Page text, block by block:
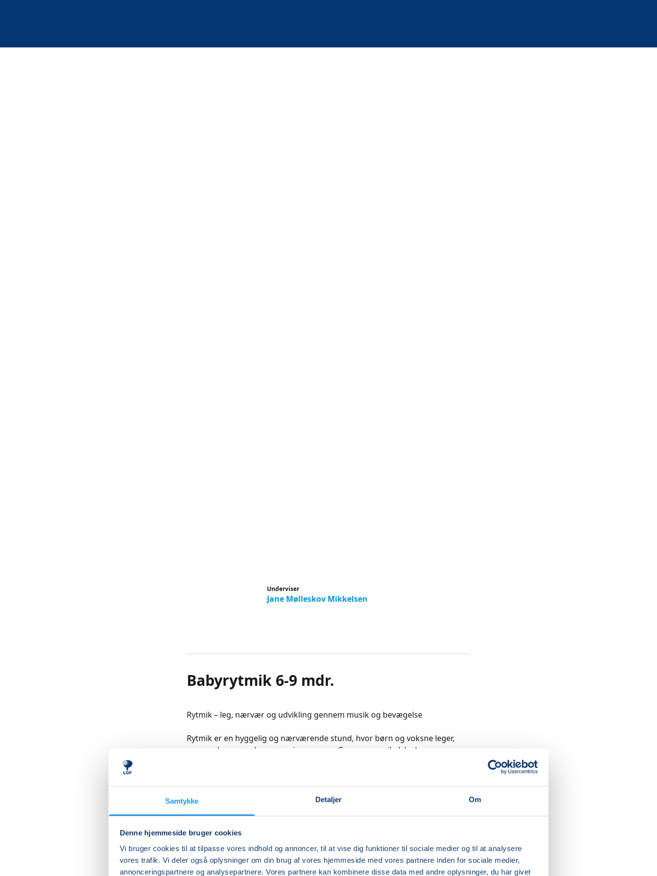
Samtykke Detaljer Om
Denne hjemmeside bruger cookies
Vi bruger cookies til at tilpasse vores indhold og annoncer, til at vise dig funktioner til sociale medier og til at analysere
vores trafik. Vi deler også oplysninger om din brug af vores hjemmeside med vores partnere inden for sociale medier,
annonceringspartnere og analysepartnere. Vores partnere kan kombinere disse data med andre oplysninger, du har givet
Underviser
Jane Mølleskov Mikkelsen
Babyrytmik 6-9 mdr.
Rytmik – leg, nærvær og udvikling gennem musik og bevægelse
Rytmik er en hyggelig og nærværende stund, hvor børn og voksne leger,
synger, danser og bevæger sig sammen. Gennem musikalske lege,
I de første leveår sker der en enorm udvikling hos barnet. Som forælder kan
Rytmen er et centralt element i undervisningen, fordi den understøtter
barnets bevægelser, naturlige musikalitet og glæde ved at bruge kroppen.
Når vi synger, danser og leger sammen, får barnet nye erfaringer, der